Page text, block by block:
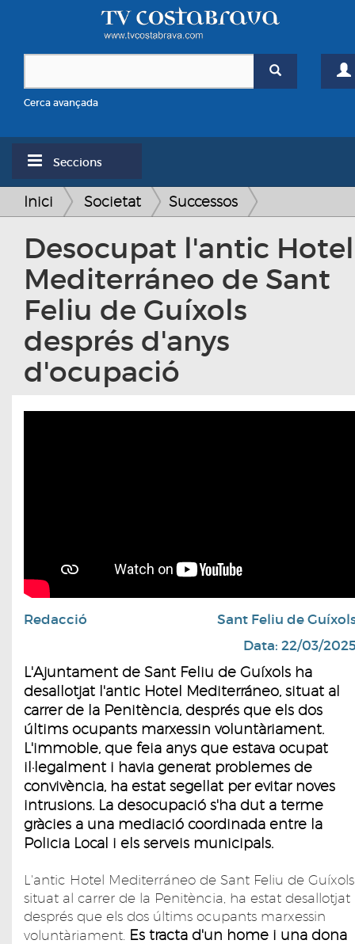
Cerca avançada
Seccions
Inici Societat Successos
Desocupat l'antic Hotel
Mediterráneo de Sant
Feliu de Guíxols
després d'anys
d'ocupació
Redacció
Sant Feliu de
Data: 22/03/
L'Ajuntament de Sant Feliu de Guíxols ha
desallotjat l'antic Hotel Mediterráneo, situat al
carrer de la Penitència, després que els dos
últims ocupants marxessin voluntàriament.
L'immoble, que feia anys que estava ocupat
il·legalment i havia generat problemes de
convivència, ha estat segellat per evitar noves
intrusions. La desocupació s'ha dut a terme
gràcies a una mediació coordinada entre la
Policia Local i els serveis municipals.
L'antic Hotel Mediterráneo de Sant Feliu de
situat al carrer de la Penitència, ha estat desallotjat
després que els dos últims ocupants marxessin
voluntàriament. Es tracta d'un home i una dona